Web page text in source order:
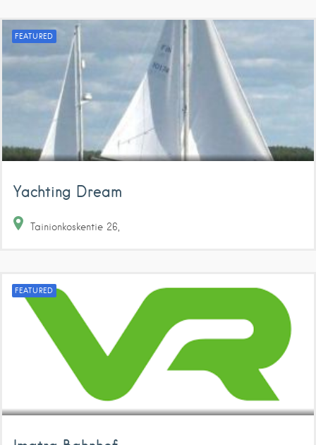
FEATURED
Yachting Dream
Tainionkoskentie 26
FEATURED